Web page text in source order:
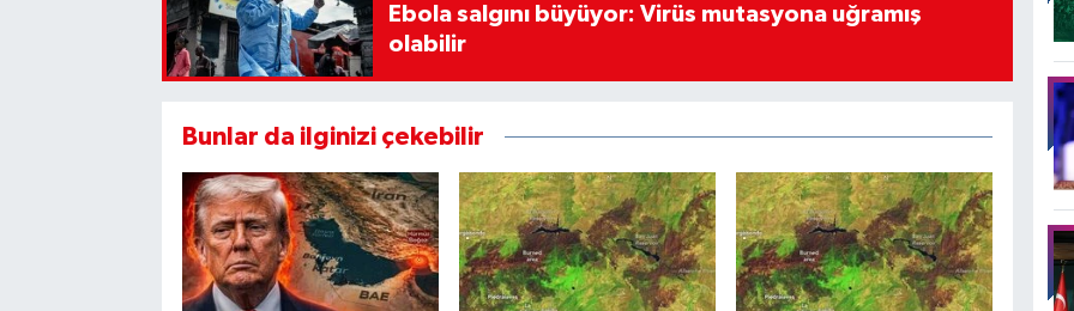
Ebola salgını büyüyor: Virüs mutasyona uğramış
olabilir
Bunlar da ilginizi çekebilir